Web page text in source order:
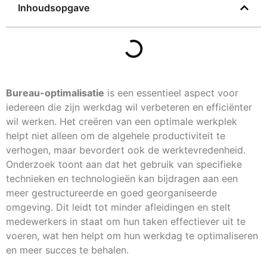
Inhoudsopgave
Bureau-optimalisatie is een essentieel aspect voor
iedereen die zijn werkdag wil verbeteren en efficiënter
wil werken. Het creëren van een optimale werkplek
helpt niet alleen om de algehele productiviteit te
verhogen, maar bevordert ook de werktevredenheid.
Onderzoek toont aan dat het gebruik van specifieke
technieken en technologieën kan bijdragen aan een
meer gestructureerde en goed georganiseerde
omgeving. Dit leidt tot minder afleidingen en stelt
medewerkers in staat om hun taken effectiever uit te
voeren, wat hen helpt om hun werkdag te optimaliseren
en meer succes te behalen.